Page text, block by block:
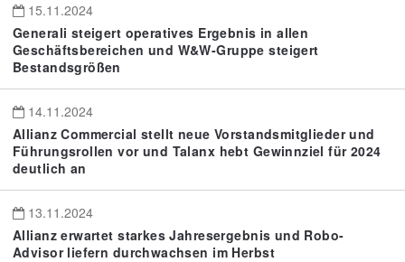
15.11.2024
Generali steigert operatives Ergebnis in allen
Geschäftsbereichen und W&W-Gruppe steigert
Bestandsgrößen
14.11.2024
Allianz Commercial stellt neue Vorstandsmitglieder und
Führungsrollen vor und Talanx hebt Gewinnziel für 2024
deutlich an
13.11.2024
Allianz erwartet starkes Jahresergebnis und Robo-
Advisor liefern durchwachsen im Herbst